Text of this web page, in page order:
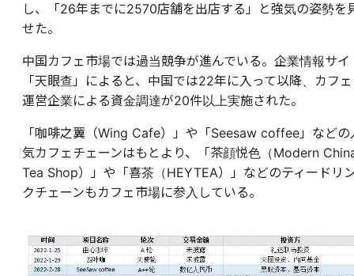
し、「26年までに2570店舗を出店する」と強気の姿勢を
せた。
中国カフェ市場では過当競争が進んでいる。企業情報サイ
「天眼查」によると、中国では22年に入って以降、カフェ
運営企業による資金調達が20件以上実施された。
「咖啡之翼（Wing Cafe）」や「Seesaw coffee」などの
気カフェチェーンはもとより、「茶顔悦色（Modern
Tea Shop）」や「喜茶（HEYTEA）」などのティードリ
クチェーンもカフェ市場に参入している。